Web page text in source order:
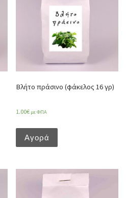
Βλήτο πράσινο (φάκελος 16 γρ)
1.00€ με ΦΠΑ
Αγορά